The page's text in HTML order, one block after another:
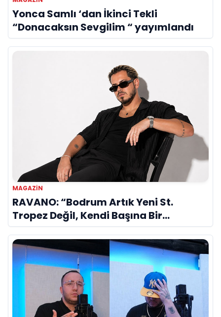
Yonca Samlı ‘dan İkinci Tekli
“Donacaksın Sevgilim “ yayımlandı
MAGAZIN
RAVANO: “Bodrum Artık Yeni St.
Tropez Değil, Kendi Başına Bir
Referans”